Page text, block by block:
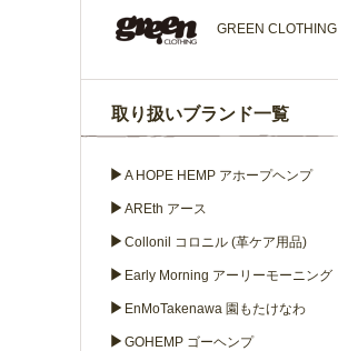
GREEN CLOTHING
取り扱いブランド一覧
▶ A HOPE HEMP アホープヘンプ
▶ AREth アース
▶ Collonil コロニル (革ケア用品)
▶ Early Morning アーリーモーニング
▶ EnMoTakenawa 園もたけなわ
▶ GOHEMP ゴーヘンプ